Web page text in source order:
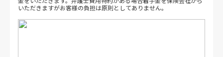
いただきますがお客様の負担は原則としてありません。